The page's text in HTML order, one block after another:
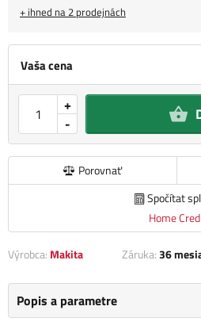
Vaša cena
-
+
Porovnať
Spočítat
Home
+ ihned na 2 prodejnách
Výrobca: Makita Záruka:36
Popis a parametre